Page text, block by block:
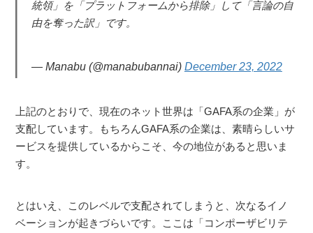
統領」を「プラットフォームから排除」して「言論の自
由を奪った訳」です。
— Manabu (@manabubannai) December 23, 2022
上記のとおりで、現在のネット世界は「GAFA系の企業」が
支配しています。もちろんGAFA系の企業は、素晴らしいサ
ービスを提供しているからこそ、今の地位があると思いま
す。
とはいえ、このレベルで支配されてしまうと、次なるイノ
ベーションが起きづらいです。ここは「コンポーザビリテ